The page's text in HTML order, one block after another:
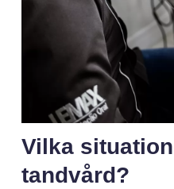
Vilka
tandvård?